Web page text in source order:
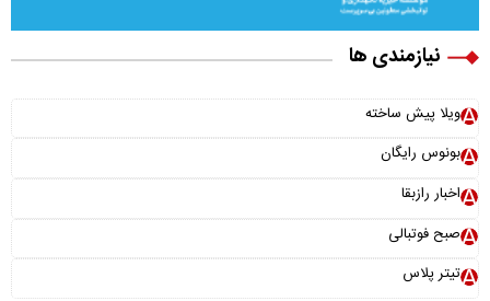
نیازمندی ها
ویلا پیش ساخته
بونوس رایگان
اخبار رازبقا
صبح فوتبالی
تیتر پلاس